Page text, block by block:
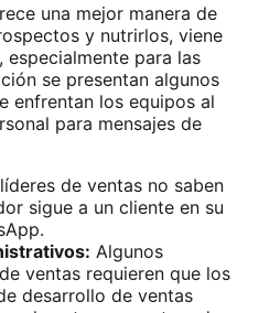
una mejor manera de
y nutrirlos, viene
para las
se presentan algunos
enfrentan los equipos al
para mensajes de
de ventas no saben
sigue a un cliente en su
Algunos
ventas requieren que los
desarrollo de ventas